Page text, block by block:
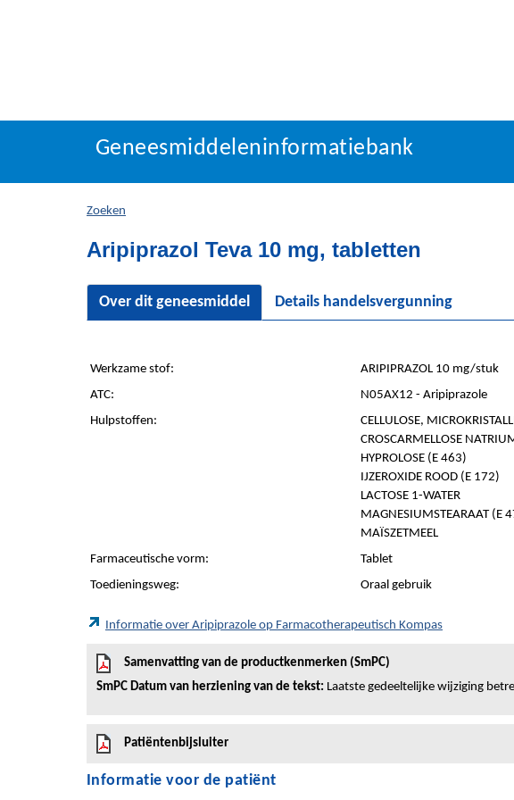
Geneesmiddeleninformatiebank
U
hier:
Geneesmiddeleninformatiebank
Zoeken
Aripiprazol Teva 10 mg, tabletten
Over dit geneesmiddel Details handelsvergunning
Werkzame stof:
ARIPIPRAZOL 10 mg/stuk
ATC:
N05AX12 - Aripiprazole
Hulpstoffen:
CELLULOSE,
CROSCARMELLOSE
HYPROLOSE (E 463)
IJZEROXIDE ROOD (E 172)
LACTOSE 1-WATER
MAGNESIUMSTEARAAT (E
MAÏSZETMEEL
Farmaceutische vorm:
Tablet
Toedieningsweg:
Oraal gebruik
Informatie over Aripiprazole op Farmacotherapeutisch Kompas
Samenvatting van de productkenmerken (SmPC)
SmPC Datum van herziening van de tekst: Laatste gedeeltelijke wijziging
Patiëntenbijsluiter
Informatie voor de patiënt